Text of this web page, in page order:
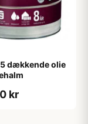
dækkende olie
kr